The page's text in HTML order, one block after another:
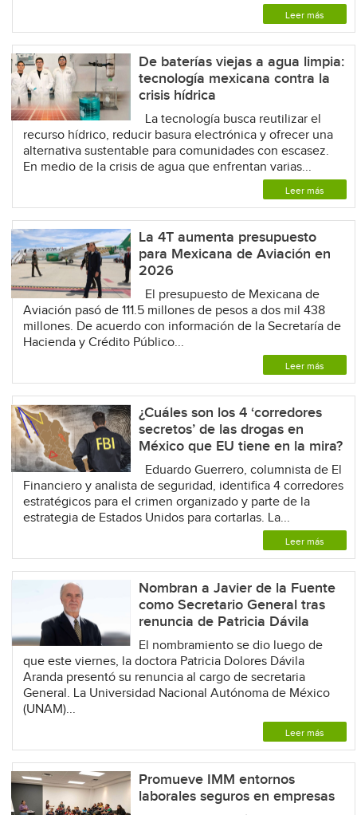
Leer más
De baterías viejas a agua limpia:
tecnología mexicana contra la
crisis hídrica
La tecnología busca reutilizar el
recurso hídrico, reducir basura electrónica y ofrecer una
alternativa sustentable para comunidades con escasez.
En medio de la crisis de agua que enfrentan varias...
Leer más
La 4T aumenta presupuesto
para Mexicana de Aviación en
2026
El presupuesto de Mexicana de
Aviación pasó de 111.5 millones de pesos a dos mil 438
millones. De acuerdo con información de la Secretaría de
Hacienda y Crédito Público...
Leer más
¿Cuáles son los 4 ‘corredores
secretos’ de las drogas en
México que EU tiene en la mira?
Eduardo Guerrero, columnista de El
Financiero y analista de seguridad, identifica 4 corredores
estratégicos para el crimen organizado y parte de la
estrategia de Estados Unidos para cortarlas. La...
Leer más
Nombran a Javier de la Fuente
como Secretario General tras
renuncia de Patricia Dávila
El nombramiento se dio luego de
que este viernes, la doctora Patricia Dolores Dávila
Aranda presentó su renuncia al cargo de secretaria
General. La Universidad Nacional Autónoma de México
(UNAM)...
Leer más
Promueve IMM entornos
laborales seguros en empresas